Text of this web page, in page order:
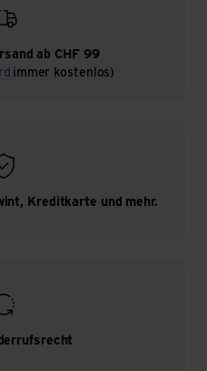
ab CHF 99
immer kostenlos)
Kreditkarte und mehr.